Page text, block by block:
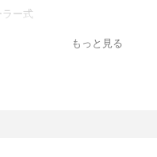
ラー式
, 足首, つま先, かかと, ふくらはぎ
もっと見る